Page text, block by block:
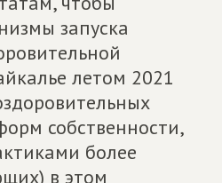
запуска
летом 2021
собственности,
более
в этом